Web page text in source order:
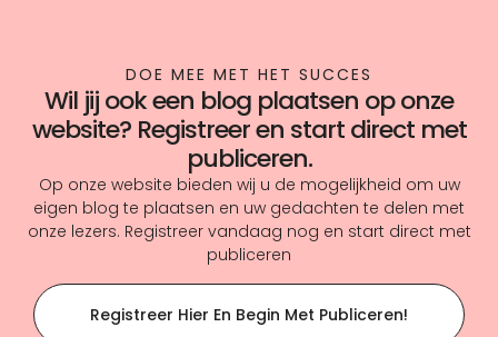
DOE MEE MET HET SUCCES
Wil jij ook een blog plaatsen op onze
website? Registreer en start direct met
publiceren.
Op onze website bieden wij u de mogelijkheid om uw
eigen blog te plaatsen en uw gedachten te delen met
onze lezers. Registreer vandaag nog en start direct met
publiceren
Registreer Hier En Begin Met Publiceren!